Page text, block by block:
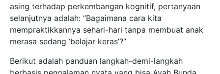
asing terhadap perkembangan kognitif, pertanyaan
selanjutnya adalah: “Bagaimana cara kita
mempraktikkannya sehari-hari tanpa membuat anak
merasa sedang ‘belajar keras’?”
Berikut adalah panduan langkah-demi-langkah